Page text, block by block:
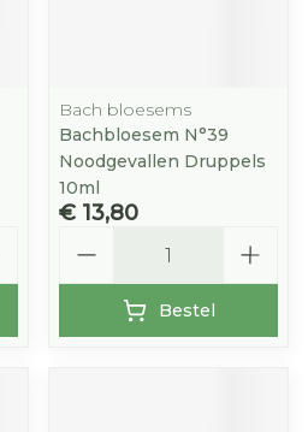
Bach bloesems
Bachbloesem N°39
Noodgevallen Druppels
10ml
€ 13,80
Bestel